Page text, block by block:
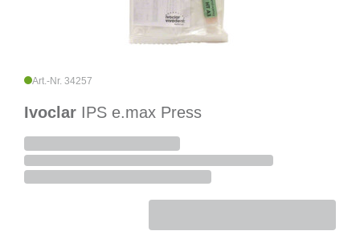
Art.-Nr. 34257
Ivoclar IPS e.max Press